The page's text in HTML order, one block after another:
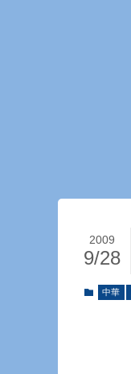
2009
9/28
中華